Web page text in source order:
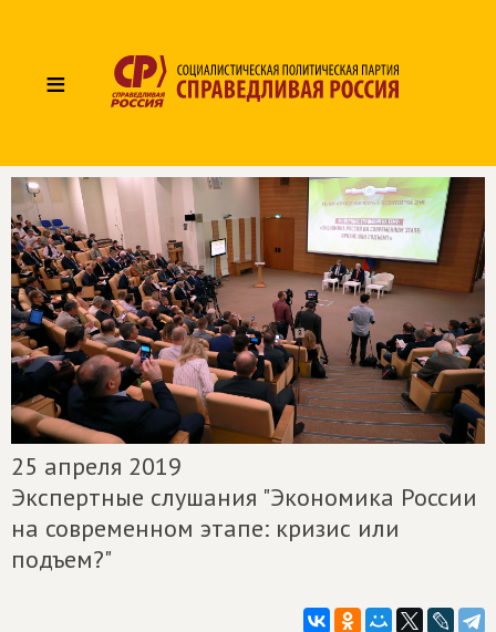
≡
25 апреля 2019
Экспертные слушания "Экономика России
на современном этапе: кризис или
подъем?"